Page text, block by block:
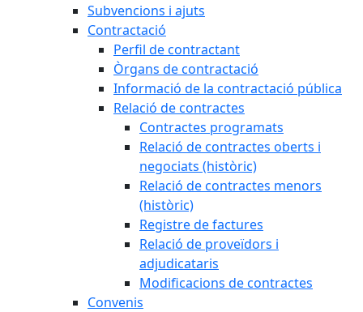
Subvencions i ajuts
Contractació
Perfil de contractant
Òrgans de contractació
Informació de la contractació pública
Relació de contractes
Contractes programats
Relació de contractes oberts i
negociats (històric)
Relació de contractes menors
(històric)
Registre de factures
Relació de proveïdors i
adjudicataris
Modificacions de contractes
Convenis